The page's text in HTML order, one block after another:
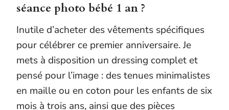
séance photo bébé 1 an ?
Inutile d’acheter des vêtements spécifiques
pour célébrer ce premier anniversaire. Je
mets à disposition un dressing complet et
pensé pour l’image : des tenues minimalistes
en maille ou en coton pour les enfants de six
mois à trois ans, ainsi que des pièces